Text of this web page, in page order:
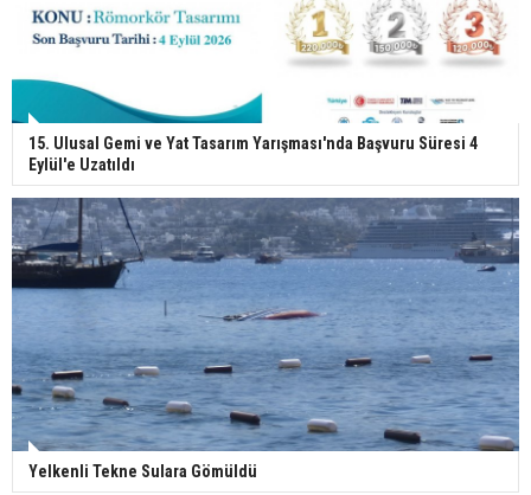
15. Ulusal Gemi ve Yat Tasarım Yarışması'nda Başvuru Süresi 4
Eylül'e Uzatıldı
Yelkenli Tekne Sulara Gömüldü